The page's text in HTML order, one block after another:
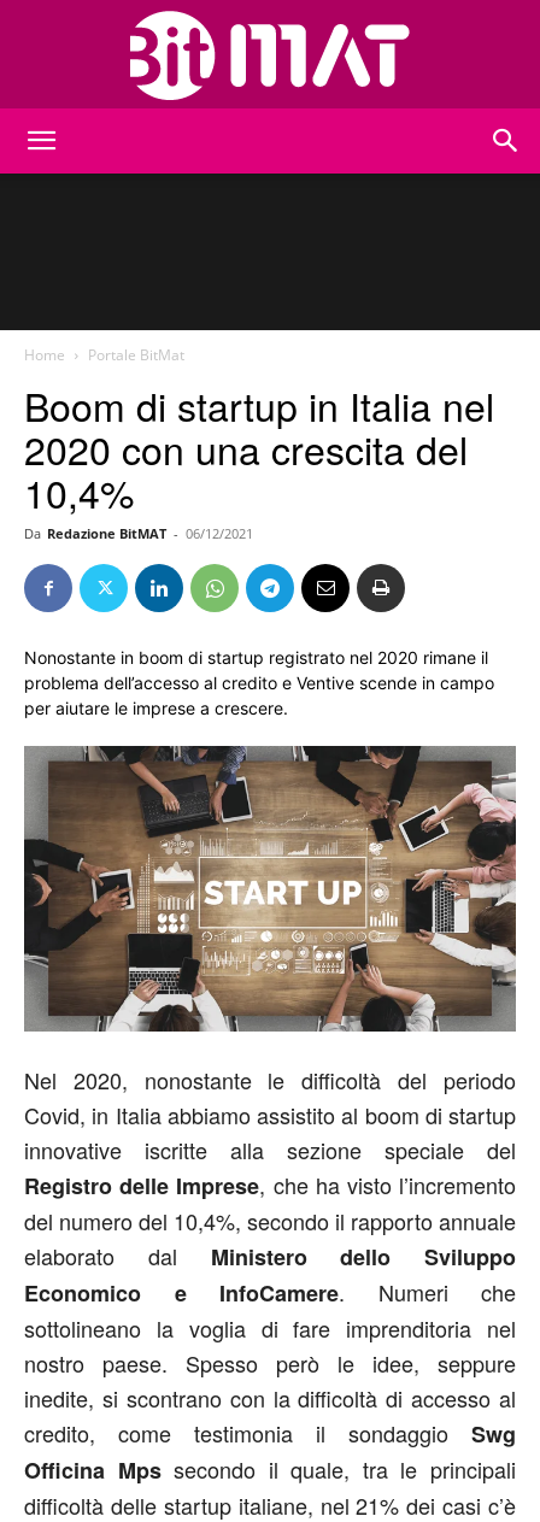
Home Portale BitMat
Boom di startup in Italia nel
2020 con una crescita del
10,4%
Da Redazione BitMAT - 06/12/2021
Nonostante in boom di startup registrato nel 2020 rimane il
problema dell’accesso al credito e Ventive scende in campo
per aiutare le imprese a crescere.
Nel 2020, nonostante le difficoltà del periodo
Covid, in Italia abbiamo assistito al boom di startup
innovative iscritte alla sezione speciale del
Registro delle Imprese, che ha visto l’incremento
del numero del 10,4%, secondo il rapporto annuale
elaborato dal Ministero dello Sviluppo
Economico e InfoCamere. Numeri che
sottolineano la voglia di fare imprenditoria nel
nostro paese. Spesso però le idee, seppure
inedite, si scontrano con la difficoltà di accesso al
credito, come testimonia il sondaggio Swg
Officina Mpssecondo il quale, tra le principali
difficoltà delle startup italiane, nel 21% dei casi c’è